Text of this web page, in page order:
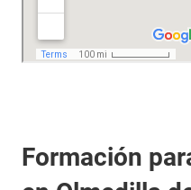
Formación